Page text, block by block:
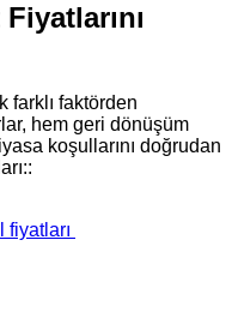
farklı faktörden
hem geri dönüşüm
koşullarını doğrudan
fiyatları